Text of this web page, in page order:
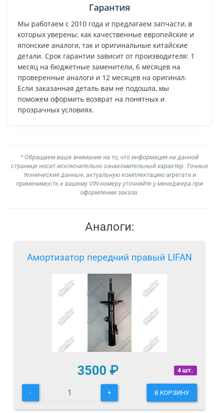
Гарантия
Мы работаем с 2010 года и предлагаем запчасти, в
которых уверены: как качественные европейские и
японские аналоги, так и оригинальные китайские
детали. Срок гарантии зависит от производителя: 1
месяц на бюджетные заменители, 6 месяцев на
проверенные аналоги и 12 месяцев на оригинал.
Если заказанная деталь вам не подошла, мы
поможем оформить возврат на понятных и
прозрачных условиях.
* Обращаем ваше внимание на то, что информация на данной
странице носит исключительно ознакомительный характер. Точные
технические данные, актуальную комплектацию агрегата и
применимость к вашему VIN-номеру уточняйте у менеджера при
оформлении заказа.
Аналоги:
Амортизатор передний правый LIFAN
4 шт.
3500 ₽
- + В КОРЗИНУ